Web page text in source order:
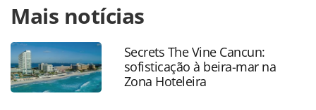
https://www.panrotas.com.br/agencias-de-
viagens/eventos/2026/04/decolar-anuncia-programa-para-
ampliar-o-acesso-a-educacao-em-sua-rede-de-
parceiros_227947.html ou as ferramentas oferecidas na
página. Todo o conteúdo produzido pela PANROTAS
Editora é protegido pela legislação brasileira sobre direito
Mais notícias
Secrets The Vine Cancun:
sofisticação à beira-mar na
Zona Hoteleira